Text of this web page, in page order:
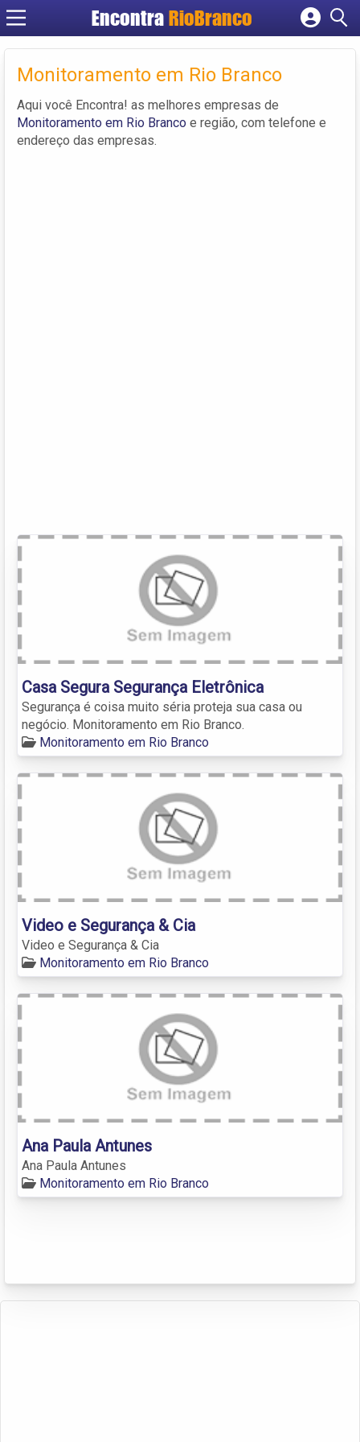
Encontra RioBranco
Cadastrar empresa
Criar conta
Monitoramento em Rio Branco
Aqui você Encontra! as melhores empresas de
Monitoramento em Rio Branco e região, com telefone e
endereço das empresas.
Casa Segura Segurança Eletrônica
Segurança é coisa muito séria proteja sua casa ou
negócio. Monitoramento em Rio Branco.
Monitoramento em Rio Branco
Video e Segurança & Cia
Video e Segurança & Cia
Monitoramento em Rio Branco
Ana Paula Antunes
Ana Paula Antunes
Monitoramento em Rio Branco